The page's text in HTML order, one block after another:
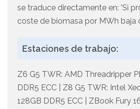
se traduce directamente en: 'Si
coste de biomasa por MWh baja
Estaciones de trabajo:
Z6 G5 TWR: AMD Threadripper
DDR5 ECC | Z8 G5 TWR: Intel
128GB DDR5 ECC | ZBook Fury